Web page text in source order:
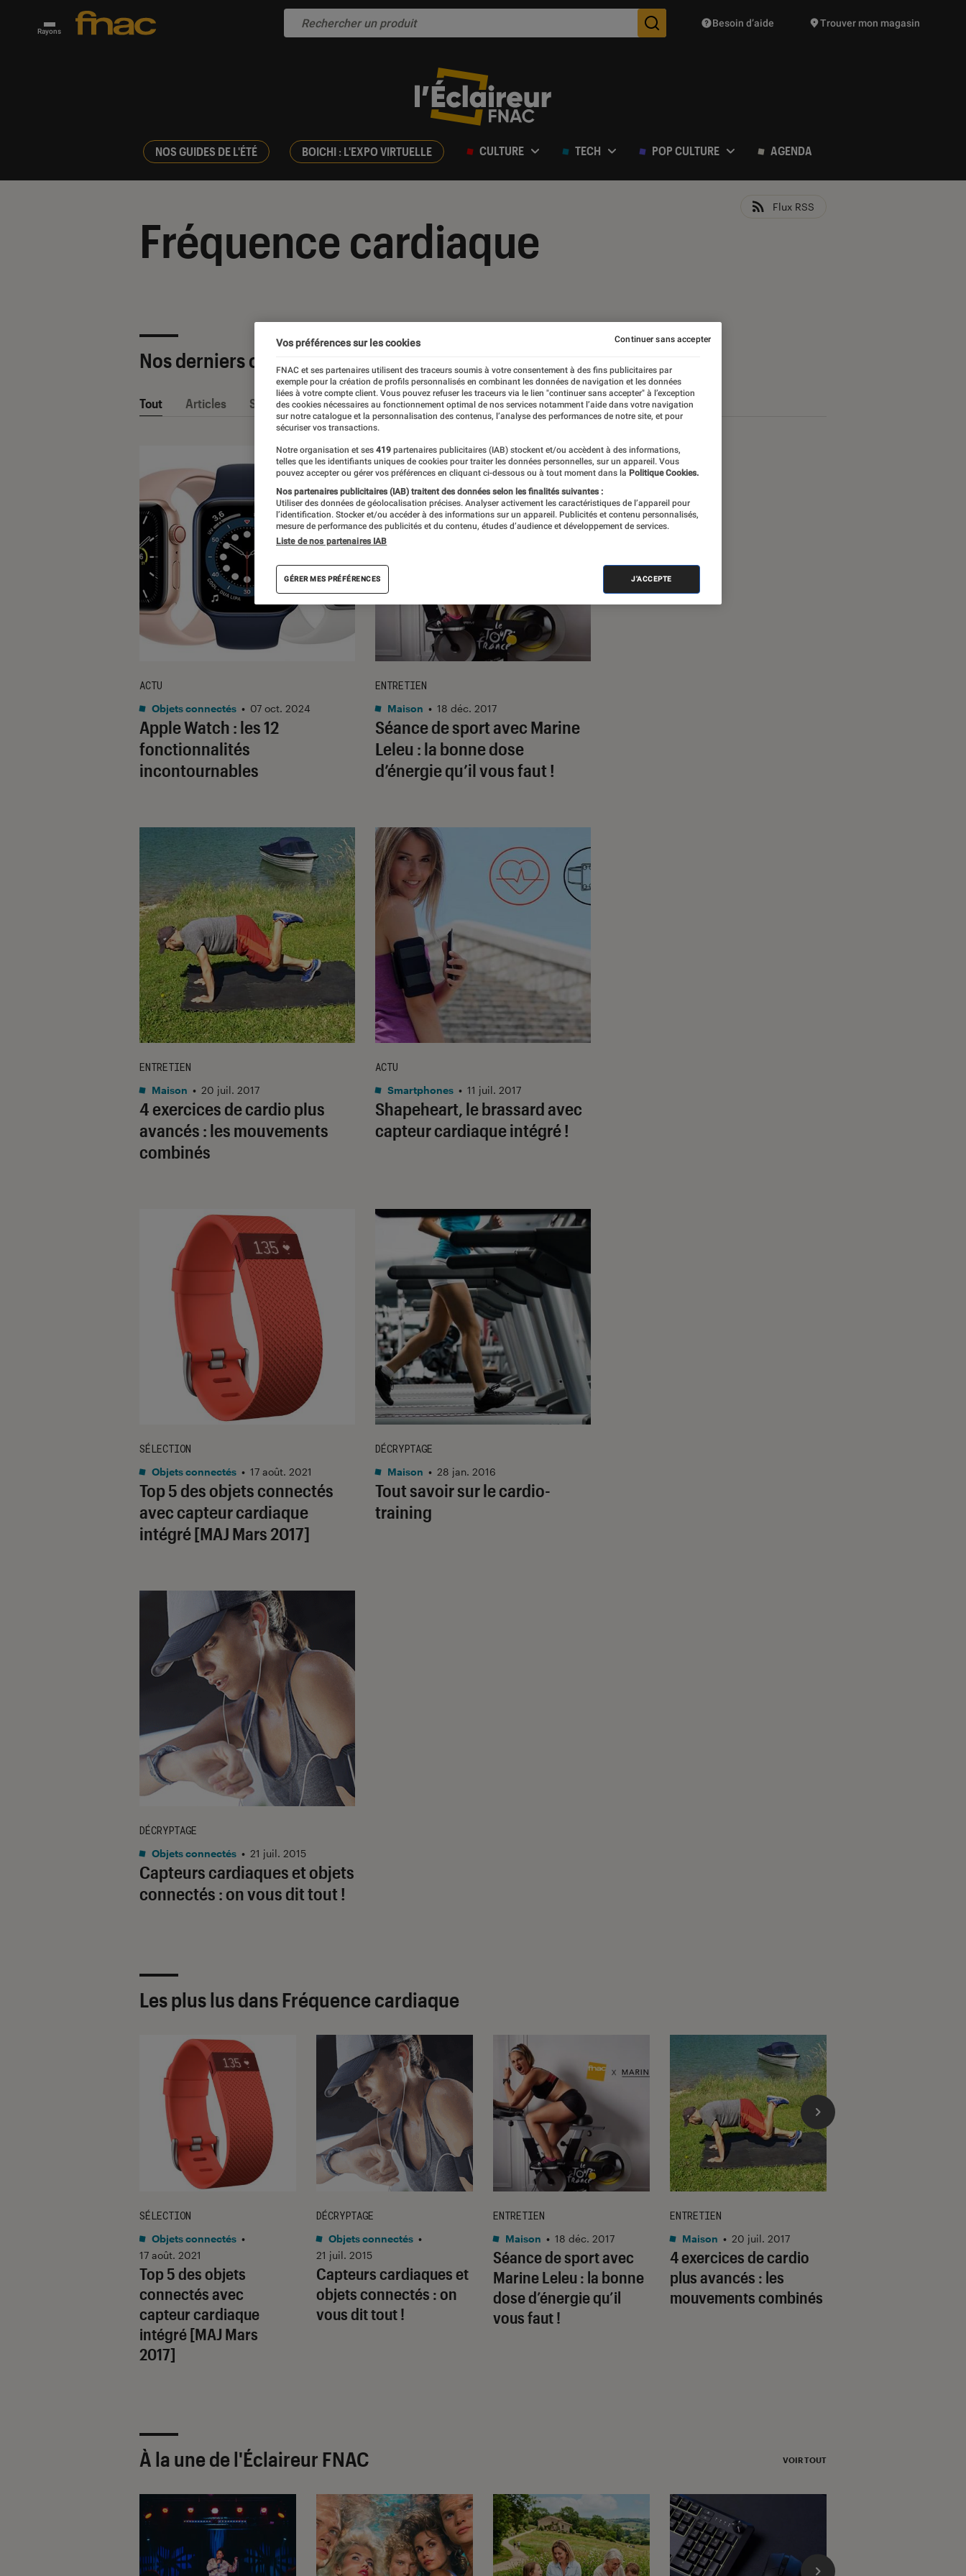
Rayons Des suggestions de produits vont vous être proposées
Besoin d’aide Trouver mon magasin
NOS GUIDES DE L'ÉTÉ BOICHI : L'EXPO VIRTUELLE CULTURE TECH POP CULTURE AGENDA
Fréquence cardiaque
Flux RSS
Nos derniers contenus
Tout Articles Sélections et guides
Apple Watch : les 12
fonctionnalités
incontournables
ACTU
Objets connectés • 07 oct. 2024
Séance de sport avec Marine
Leleu : la bonne dose
d’énergie qu’il vous faut !
ENTRETIEN
Maison • 18 déc. 2017
4 exercices de cardio plus
avancés : les mouvements
combinés
ENTRETIEN
Maison • 20 juil. 2017
Shapeheart, le brassard avec
capteur cardiaque intégré !
ACTU
Smartphones • 11 juil. 2017
Top 5 des objets connectés
avec capteur cardiaque
intégré [MAJ Mars 2017]
SÉLECTION
Objets connectés • 17 août. 2021
Tout savoir sur le cardio-
training
DÉCRYPTAGE
Maison • 28 jan. 2016
Capteurs cardiaques et objets
connectés : on vous dit tout !
DÉCRYPTAGE
Objets connectés • 21 juil. 2015
Les plus lus dans Fréquence cardiaque
Top 5 des objets
connectés avec
capteur cardiaque
intégré [MAJ Mars
2017]
SÉLECTION
Objets connectés •
17 août. 2021
Capteurs cardiaques et
objets connectés : on
vous dit tout !
DÉCRYPTAGE
Objets connectés •
21 juil. 2015
Séance de sport avec
Marine Leleu : la bonne
dose d’énergie qu’il
vous faut !
ENTRETIEN
Maison • 18 déc. 2017
4 exercices de cardio
plus avancés : les
mouvements combinés
ENTRETIEN
Maison • 20 juil. 2017
À la une de l'Éclaireur FNAC VOIR TOUT
Vos préférences sur les cookies
FNAC et ses partenaires utilisent des traceurs soumis à votre consentement à des fins publicitaires par
exemple pour la création de profils personnalisés en combinant les données de navigation et les données
liées à votre compte client. Vous pouvez refuser les traceurs via le lien "continuer sans accepter" à l’exception
des cookies nécessaires au fonctionnement optimal de nos services notamment l’aide dans votre navigation
sur notre catalogue et la personnalisation des contenus, l’analyse des performances de notre site, et pour
sécuriser vos transactions.
Notre organisation et ses 419 partenaires publicitaires (IAB) stockent et/ou accèdent à des informations,
telles que les identifiants uniques de cookies pour traiter les données personnelles, sur un appareil. Vous
pouvez accepter ou gérer vos préférences en cliquant ci-dessous ou à tout moment dans la Politique Cookies.
Nos partenaires publicitaires (IAB) traitent des données selon les finalités suivantes :
Utiliser des données de géolocalisation précises. Analyser activement les caractéristiques de l’appareil pour
l’identification. Stocker et/ou accéder à des informations sur un appareil. Publicités et contenu personnalisés,
mesure de performance des publicités et du contenu, études d’audience et développement de services.
Liste de nos partenaires IAB
GÉRER MES PRÉFÉRENCES J'ACCEPTE
Continuer sans accepter